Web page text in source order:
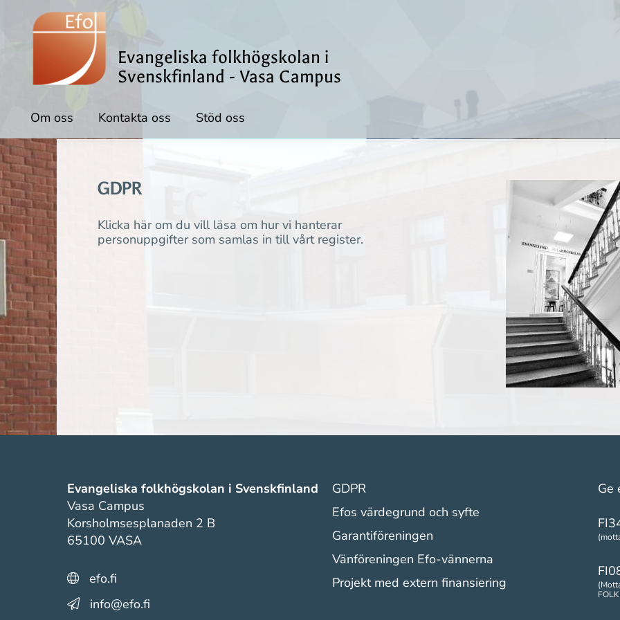
Evangeliska folkhögskolan i
Svenskfinland - Vasa Campus
Om oss Kontakta oss Stöd oss
GDPR
Klicka här om du vill läsa om hur vi hanterar
personuppgifter som samlas in till vårt register.
Evangeliska folkhögskolan i Svenskfinland
Vasa Campus
Korsholmsesplanaden 2 B
65100 VASA
efo.fi
info@efo.fi
GDPR
Efos värdegrund och syfte
Garantiföreningen
Vänföreningen Efo-vännerna
Projekt med extern finansiering
Ge